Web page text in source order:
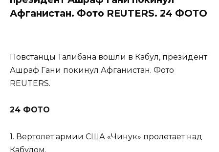
Афганистан. Фото REUTERS. 24 ФОТО
Повстанцы Талибана вошли в Кабул, президент
Ашраф Гани покинул Афганистан. Фото
REUTERS.
24 ФОТО
1. Вертолет армии США «Чинук» пролетает над
Кабулом.